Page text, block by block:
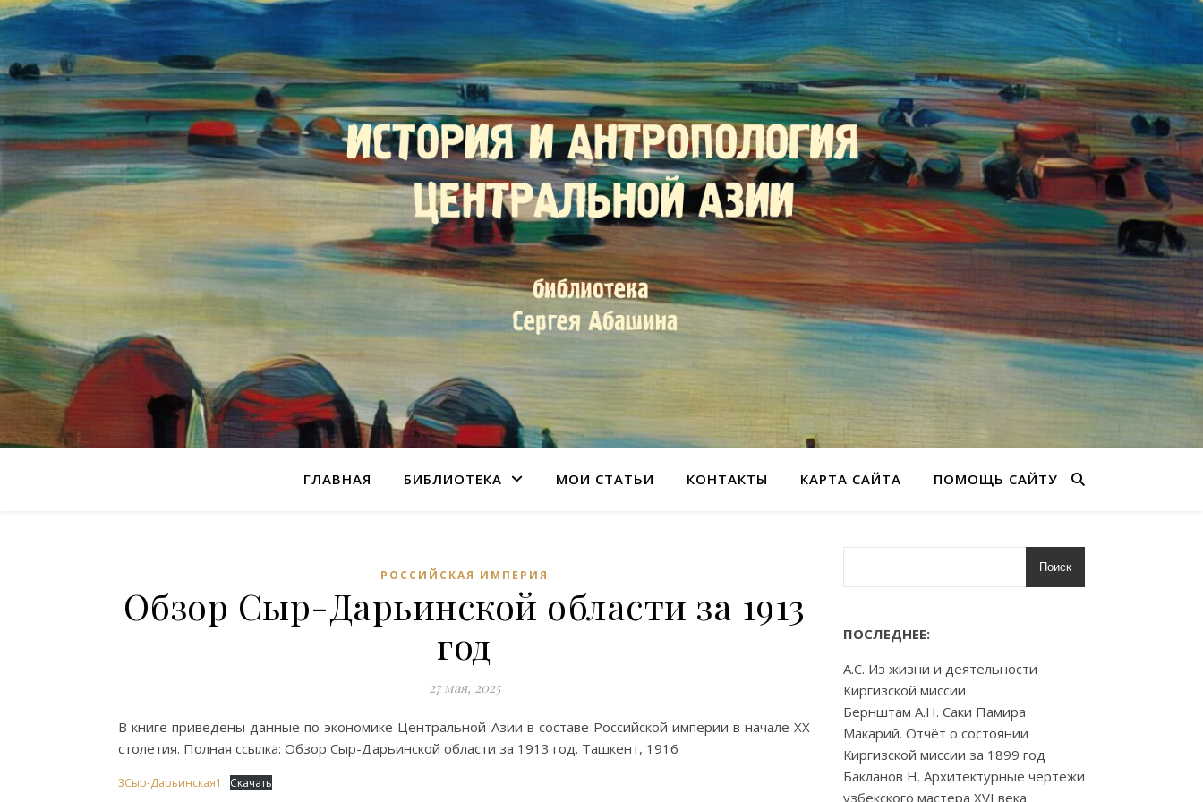
ГЛАВНАЯ БИБЛИОТЕКА МОИ СТАТЬИ КОНТАКТЫ КАРТА САЙТА ПОМОЩЬ САЙТУ
РОССИЙСКАЯ ИМПЕРИЯ
Обзор Сыр-Дарьинской области за 1913
год
27 мая, 2025
В книге приведены данные по экономике Центральной Азии в составе Российской империи в начале XX
столетия. Полная ссылка: Обзор Сыр-Дарьинской области за 1913 год. Ташкент, 1916
3Сыр-Дарьинская1 Скачать
Поиск
ПОСЛЕДНЕЕ:
А.С. Из жизни и деятельности
Киргизской миссии
Бернштам А.Н. Саки Памира
Макарий. Отчёт о состоянии
Киргизской миссии за 1899 год
Бакланов Н. Архитектурные чертежи
узбекского мастера XVI века